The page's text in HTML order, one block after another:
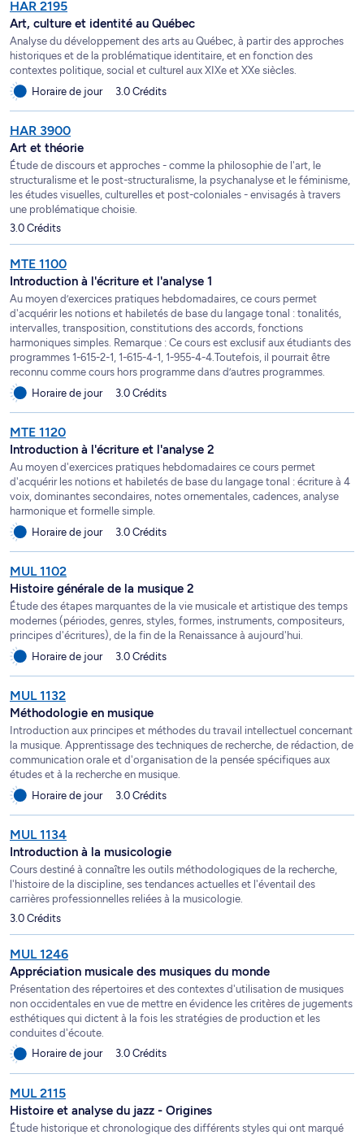
HAR 2195
Art, culture et identité au Québec
Analyse du développement des arts au Québec, à partir des approches
historiques et de la problématique identitaire, et en fonction des
contextes politique, social et culturel aux XIXe et XXe siècles.
Horaire de jour
3.0 Crédits
HAR 3900
Art et théorie
Étude de discours et approches - comme la philosophie de l'art, le
structuralisme et le post-structuralisme, la psychanalyse et le féminisme,
les études visuelles, culturelles et post-coloniales - envisagés à travers
une problématique choisie.
3.0 Crédits
MTE 1100
Introduction à l'écriture et l'analyse 1
Au moyen d’exercices pratiques hebdomadaires, ce cours permet
d'acquérir les notions et habiletés de base du langage tonal : tonalités,
intervalles, transposition, constitutions des accords, fonctions
harmoniques simples. Remarque : Ce cours est exclusif aux étudiants des
programmes 1-615-2-1, 1-615-4-1, 1-955-4-4.Toutefois, il pourrait être
reconnu comme cours hors programme dans d’autres programmes.
Horaire de jour
3.0 Crédits
MTE 1120
Introduction à l'écriture et l'analyse 2
Au moyen d'exercices pratiques hebdomadaires ce cours permet
d'acquérir les notions et habiletés de base du langage tonal : écriture à 4
voix, dominantes secondaires, notes ornementales, cadences, analyse
harmonique et formelle simple.
Horaire de jour
3.0 Crédits
MUL 1102
Histoire générale de la musique 2
Étude des étapes marquantes de la vie musicale et artistique des temps
modernes (périodes, genres, styles, formes, instruments, compositeurs,
principes d'écritures), de la fin de la Renaissance à aujourd'hui.
Horaire de jour
3.0 Crédits
MUL 1132
Méthodologie en musique
Introduction aux principes et méthodes du travail intellectuel concernant
la musique. Apprentissage des techniques de recherche, de rédaction, de
communication orale et d'organisation de la pensée spécifiques aux
études et à la recherche en musique.
Horaire de jour
3.0 Crédits
MUL 1134
Introduction à la musicologie
Cours destiné à connaître les outils méthodologiques de la recherche,
l'histoire de la discipline, ses tendances actuelles et l'éventail des
carrières professionnelles reliées à la musicologie.
3.0 Crédits
MUL 1246
Appréciation musicale des musiques du monde
Présentation des répertoires et des contextes d'utilisation de musiques
non occidentales en vue de mettre en évidence les critères de jugements
esthétiques qui dictent à la fois les stratégies de production et les
conduites d'écoute.
Horaire de jour
3.0 Crédits
MUL 2115
Histoire et analyse du jazz - Origines
Étude historique et chronologique des différents styles qui ont marqué